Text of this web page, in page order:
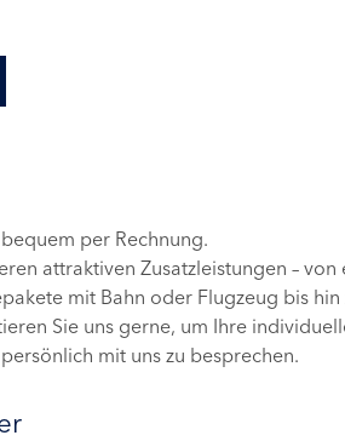
per Rechnung.
attraktiven Zusatzleistungen –
mit Bahn oder Flugzeug bis hin
Sie uns gerne, um Ihre
mit uns zu besprechen.